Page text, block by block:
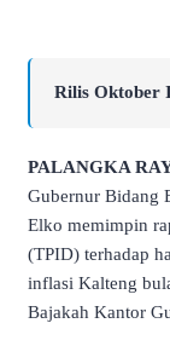
Rilis Oktober
PALANGKA
Gubernur Bidang
Elko memimpin
(TPID) terhadap
inflasi Kalteng
Bajakah Kantor